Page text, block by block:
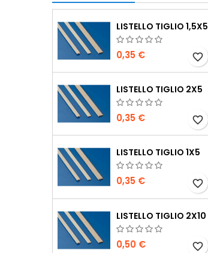
LISTELLO TIGLIO 1,5X5
0,35 € favorite_border
LISTELLO TIGLIO 2X5
0,35 € favorite_border
LISTELLO TIGLIO 1X5
0,35 € favorite_border
LISTELLO TIGLIO 2X10
0,50 € favorite_border